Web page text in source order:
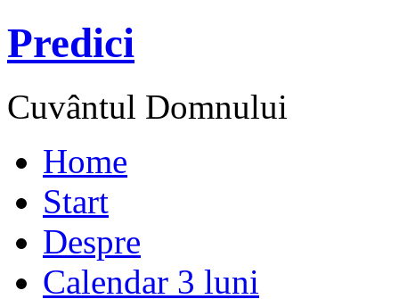
Predici
Cuvântul Domnului
Home
Start
Despre
Calendar 3 luni